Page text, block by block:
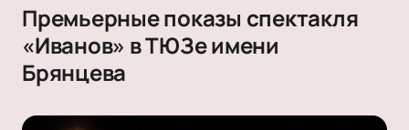
Экскурсия
Сертификат
Концерт
Классика
Оркестр
Детям
Детский спектакль
Театр
Премьерные показы спектакля
«Иванов» в ТЮЗе имени
Брянцева